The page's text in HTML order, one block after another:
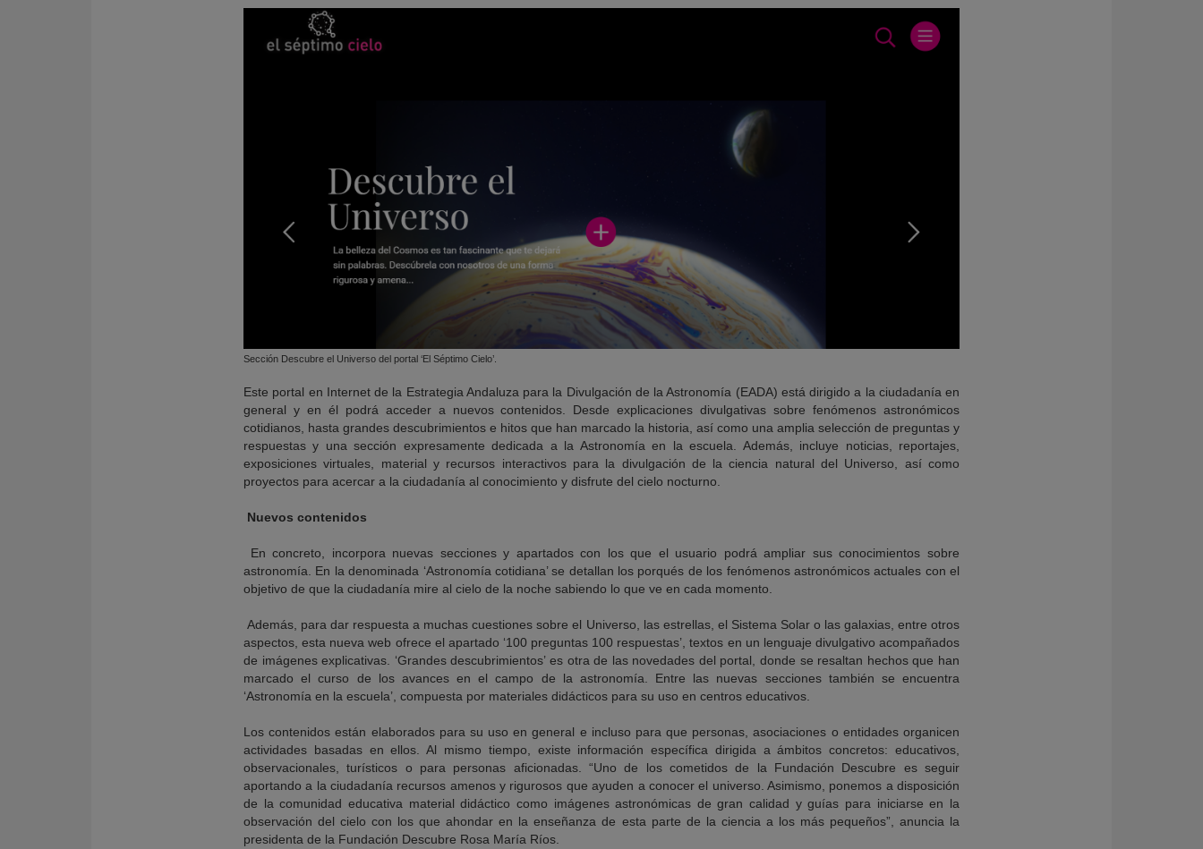
Sección Descubre el Universo del portal ‘El Séptimo Cielo’.
Este portal en Internet de la Estrategia Andaluza para la Divulgación de la Astronomía (EADA) está dirigido a la ciudadanía en
general y en él podrá acceder a nuevos contenidos. Desde explicaciones divulgativas sobre fenómenos astronómicos
cotidianos, hasta grandes descubrimientos e hitos que han marcado la historia, así como una amplia selección de preguntas y
respuestas y una sección expresamente dedicada a la Astronomía en la escuela. Además, incluye noticias, reportajes,
exposiciones virtuales, material y recursos interactivos para la divulgación de la ciencia natural del Universo, así como
proyectos para acercar a la ciudadanía al conocimiento y disfrute del cielo nocturno.
Nuevos contenidos
En concreto, incorpora nuevas secciones y apartados con los que el usuario podrá ampliar sus conocimientos sobre
astronomía. En la denominada ‘Astronomía cotidiana’ se detallan los porqués de los fenómenos astronómicos actuales con el
objetivo de que la ciudadanía mire al cielo de la noche sabiendo lo que ve en cada momento.
Además, para dar respuesta a muchas cuestiones sobre el Universo, las estrellas, el Sistema Solar o las galaxias, entre otros
aspectos, esta nueva web ofrece el apartado ‘100 preguntas 100 respuestas’, textos en un lenguaje divulgativo acompañados
de imágenes explicativas. ‘Grandes descubrimientos’ es otra de las novedades del portal, donde se resaltan hechos que han
marcado el curso de los avances en el campo de la astronomía. Entre las nuevas secciones también se encuentra
‘Astronomía en la escuela’, compuesta por materiales didácticos para su uso en centros educativos.
Los contenidos están elaborados para su uso en general e incluso para que personas, asociaciones o entidades organicen
actividades basadas en ellos. Al mismo tiempo, existe información específica dirigida a ámbitos concretos: educativos,
observacionales, turísticos o para personas aficionadas. “Uno de los cometidos de la Fundación Descubre es seguir
aportando a la ciudadanía recursos amenos y rigurosos que ayuden a conocer el universo. Asimismo, ponemos a disposición
de la comunidad educativa material didáctico como imágenes astronómicas de gran calidad y guías para iniciarse en la
observación del cielo con los que ahondar en la enseñanza de esta parte de la ciencia a los más pequeños”, anuncia la
presidenta de la Fundación Descubre Rosa María Ríos.